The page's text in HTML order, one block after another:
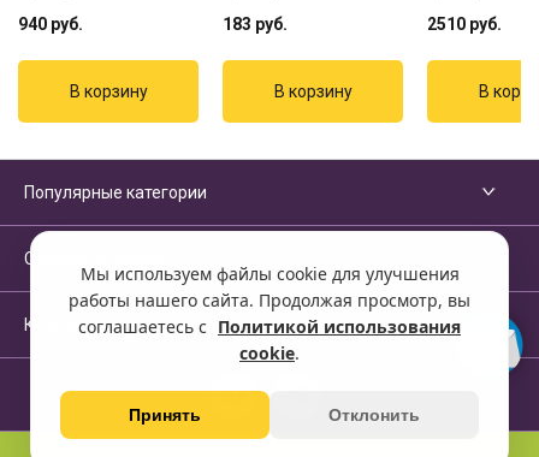
Мы используем файлы cookie для улучшения
работы нашего сайта. Продолжая просмотр, вы
соглашаетесь с Политикой использования
cookie.
Принять Отклонить
940 руб.
183 руб.
2510 руб.
Популярные категории
Сервисы и помощь
Компания